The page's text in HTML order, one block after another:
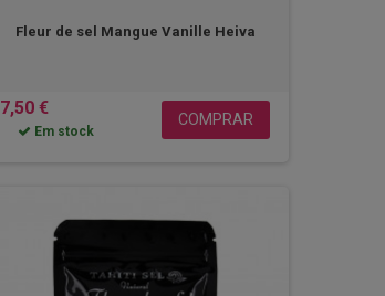
Fleur de sel Mangue Vanille Heiva
7,50 €
Em stock
COMPRAR